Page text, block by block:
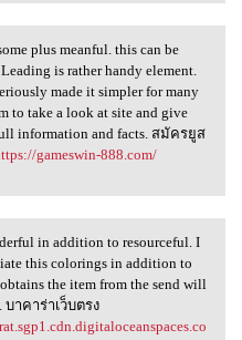
plus
plus meanful. this can be
is rather handy element.
made it simpler for many
to take a look at site and give
information and facts. สมัครยูส
gameswin-888.com/
in
in addition to resourceful. I
this colorings in addition to
the item from the send will
บาคาร่าเว็บตรง